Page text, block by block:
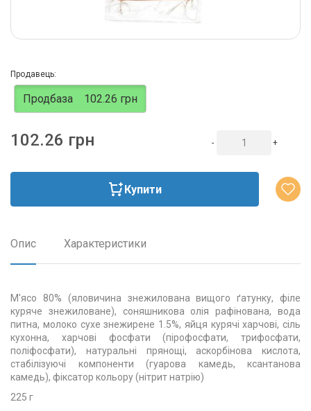
Продавець:
Продбаза 102.26 грн
102.26 грн - +
Купити
Опис Характеристики
М'ясо 80% (яловичина знежилована вищого ґатунку, філе
куряче знежиловане), соняшникова олія рафінована, вода
питна, молоко сухе знежирене 1.5%, яйця курячі харчові, сіль
кухонна, харчові фосфати (пірофосфати, трифосфати,
поліфосфати), натуральні прянощі, аскорбінова кислота,
стабілізуючі компоненти (гуарова камедь, ксантанова
камедь), фіксатор кольору (нітрит натрію)
225 г